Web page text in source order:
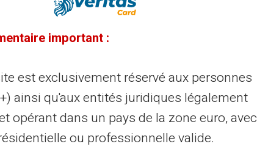
à usage unique et temporaires.
en cas de piratage lors
sécurité de vos transactions
sur
important :
est exclusivement réservé aux personnes
ainsi qu'aux entités juridiques légalement
opérant dans un pays de la zone euro, avec
ou professionnelle valide.